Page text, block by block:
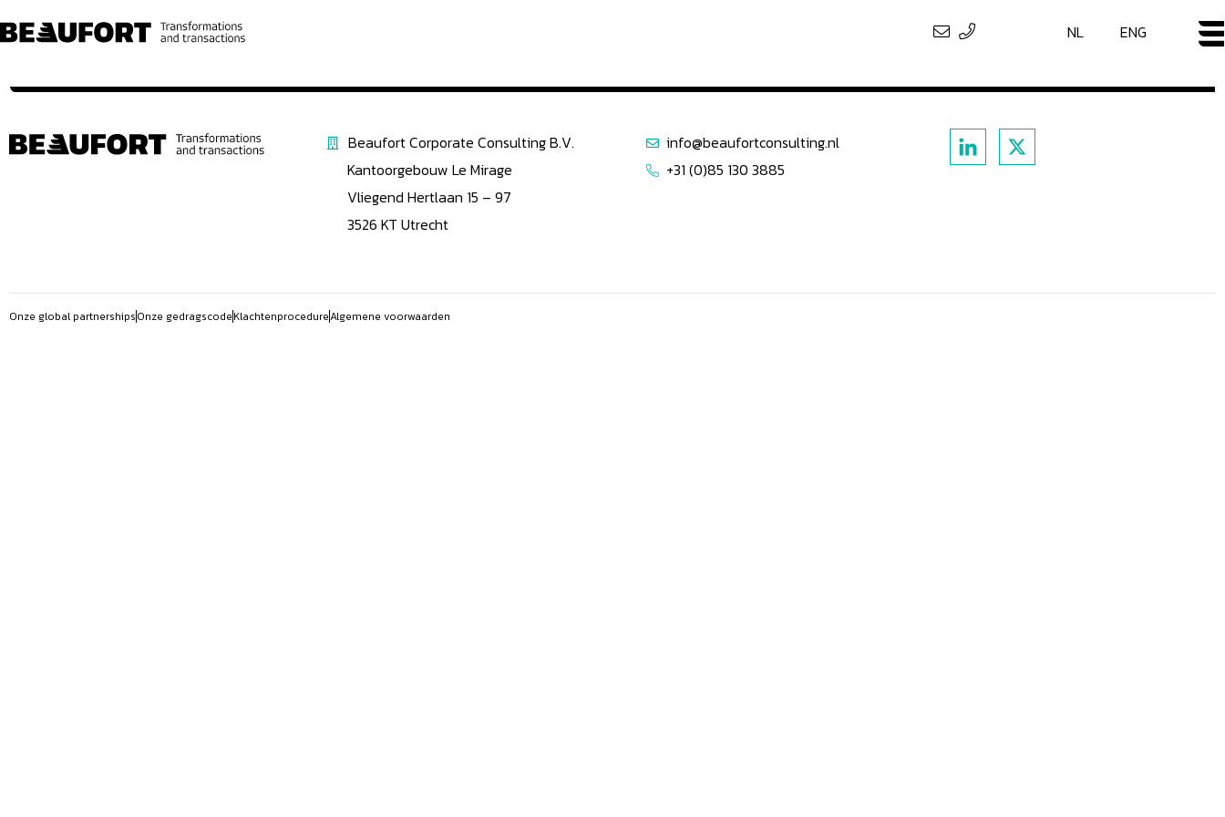
NL ENG
Beaufort Corporate Consulting B.V.
Kantoorgebouw Le Mirage
Vliegend Hertlaan 15 – 97
3526 KT Utrecht
info@beaufortconsulting.nl
+31 (0)85 130 3885
Onze global partnershipsOnze gedragscodeKlachtenprocedureAlgemene voorwaarden